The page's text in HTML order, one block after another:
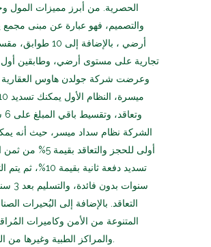
الحصرية. من أبرز مميزات المول
والتصميم، فهو عبارة عن مبنى مجمع
أرضي ، بالإضافة إلى
تجارية على مستوى أرضي، وطابقين أول
وعرضت شركة جولدن هاوس العقارية
الشركة نظام سداد ميسر، حيث أنه
أولى للحجز والتعاقد
سنوات
التعاقد. بالإضافة إلى البُحيرات
المتنوعة من الأمن وكاميرات